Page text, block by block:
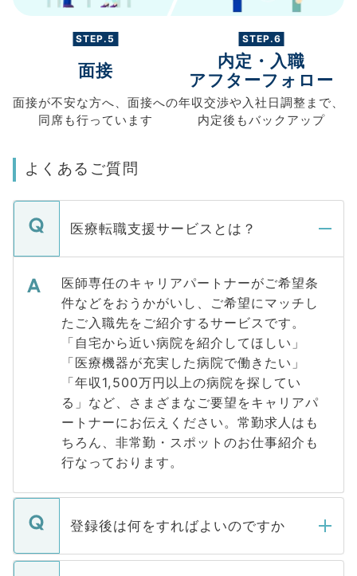
STEP.5
面接
面接が不安な方へ、 面接への
同席も行っています
STEP.6
内定・入職
アフターフォロー
年収交渉や入社日調整まで、
内定後もバックアップ
よくあるご質問
医療転職支援サービスとは？
医師専任のキャリアパートナーがご希望条
件などをおうかがいし、ご希望にマッチし
たご入職先をご紹介するサービスです。
「自宅から近い病院を紹介してほしい」
「医療機器が充実した病院で働きたい」
「年収1,500万円以上の病院を探してい
る」など、さまざまなご要望をキャリアパ
ートナーにお伝えください。常勤求人はも
ちろん、非常勤・スポットのお仕事紹介も
行なっております。
登録後は何をすればよいのですか
ご登録いただきましたら、弊社担当者がご